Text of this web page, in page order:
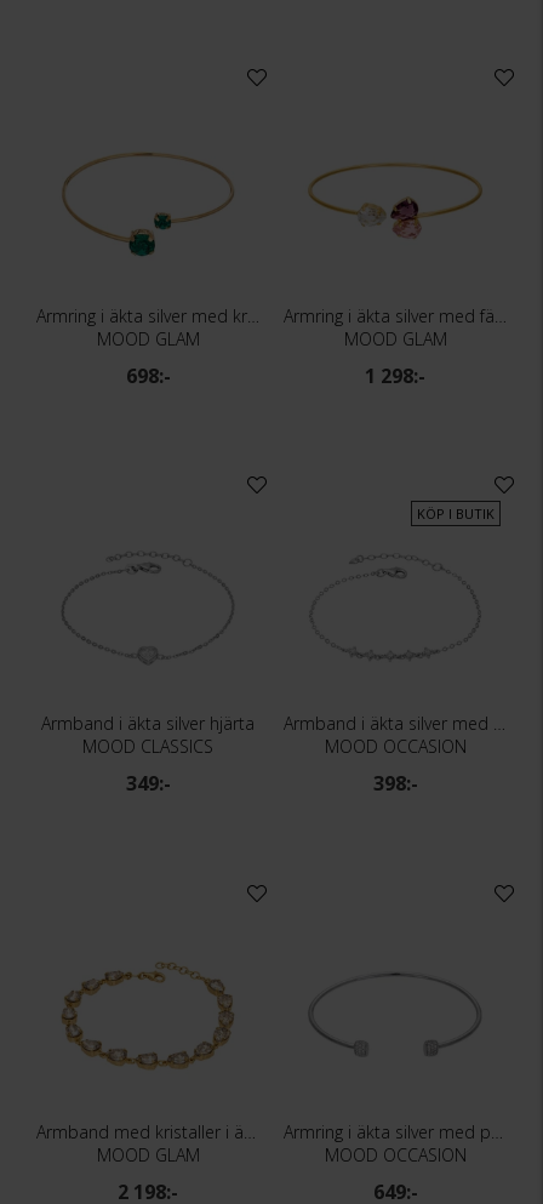
Armring i äkta silver med kristall
MOOD GLAM
698:-
Armring i äkta silver med färgad kristall
MOOD GLAM
1 298:-
Armband i äkta silver hjärta
MOOD CLASSICS
349:-
KÖP I BUTIK
Armband i äkta silver med Kubisk Zirkonia
MOOD OCCASION
398:-
MOOD GLAM
2 198:-
MOOD OCCASION
649:-